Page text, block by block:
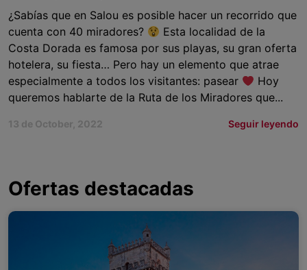
¿Sabías que en Salou es posible hacer un recorrido que
cuenta con 40 miradores?
Esta localidad de la
Costa Dorada es famosa por sus playas, su gran oferta
hotelera, su fiesta… Pero hay un elemento que atrae
especialmente a todos los visitantes: pasear
Hoy
queremos hablarte de la Ruta de los Miradores que...
13 de October, 2022 Seguir leyendo
Ofertas destacadas